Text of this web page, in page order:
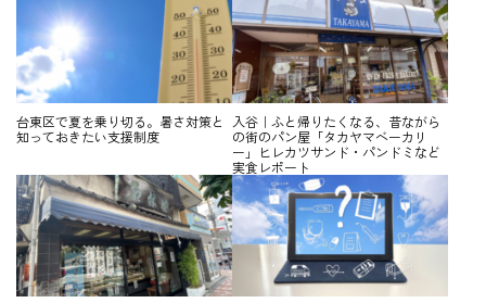
台東区で夏を乗り切る。暑さ対策と
知っておきたい支援制度
入谷｜ふと帰りたくなる、昔ながら
の街のパン屋「タカヤマベーカリ
ー」ヒレカツサンド・パンドミなど
実食レポート